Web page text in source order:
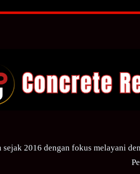
sejak 2016 dengan fokus melayani